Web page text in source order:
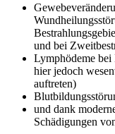
und bei
Lymphödeme bei
hier jedoch
auftreten)
und dank
Schädigungen